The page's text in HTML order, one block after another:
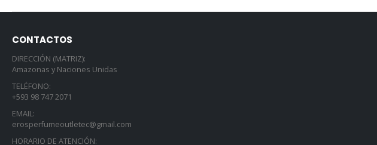
CONTACTOS
DIRECCIÓN (MATRIZ):
Amazonas y Naciones Unidas
TELÉFONO:
+593 98 747 2071
EMAIL:
erosperfumeoutletec@gmail.com
HORARIO DE ATENCIÓN: